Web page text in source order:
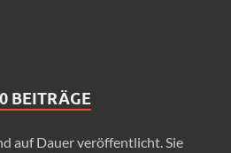
BEITRÄGE
auf Dauer veröffentlicht. Sie